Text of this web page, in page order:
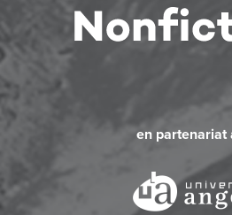
en partenariat